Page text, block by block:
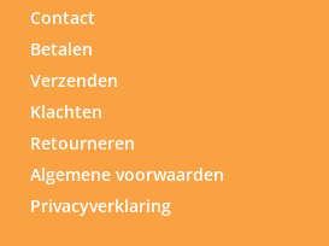
Contact
Betalen
Verzenden
Klachten
Retourneren
Algemene voorwaarden
Privacyverklaring